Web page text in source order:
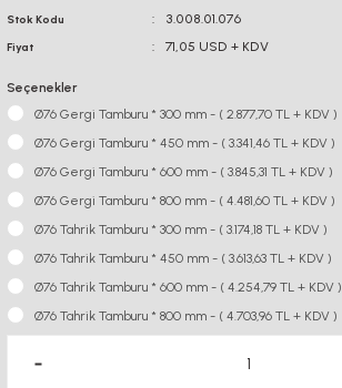
Stok Kodu 3.008.01.076
Fiyat 71,05 USD + KDV
Seçenekler
Ø76 Gergi Tamburu * 300 mm - ( 2.877,70 TL + KDV )
Ø76 Gergi Tamburu * 450 mm - ( 3.341,46 TL + KDV )
Ø76 Gergi Tamburu * 600 mm - ( 3.845,31 TL + KDV )
Ø76 Gergi Tamburu * 800 mm - ( 4.481,60 TL + KDV )
Ø76 Tahrik Tamburu * 300 mm - ( 3.174,18 TL + KDV )
Ø76 Tahrik Tamburu * 450 mm - ( 3.613,63 TL + KDV )
Ø76 Tahrik Tamburu * 600 mm - ( 4.254,79 TL + KDV )
Ø76 Tahrik Tamburu * 800 mm - ( 4.703,96 TL + KDV )